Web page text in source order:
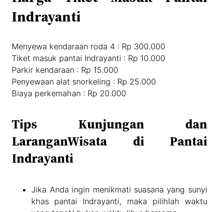
Indrayanti
Menyewa kendaraan roda 4 : Rp 300.000
Tiket masuk pantai Indrayanti : Rp 10.000
Parkir kendaraan : Rp 15.000
Penyewaan alat snorkeling : Rp 25.000
Biaya perkemahan : Rp 20.000
Tips Kunjungan dan
LaranganWisata di Pantai
Indrayanti
Jika Anda ingin menikmati suasana yang sunyi
khas pantai Indrayanti, maka pilihlah waktu